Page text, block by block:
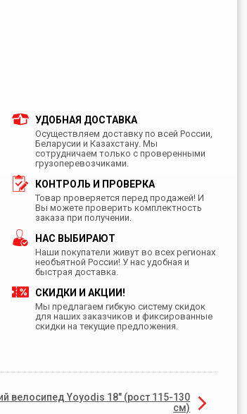
УДОБНАЯ ДОСТАВКА
Осуществляем доставку по всей России,
Беларусии и Казахстану. Мы
сотрудничаем только с проверенными
грузоперевозчиками.
КОНТРОЛЬ И ПРОВЕРКА
Товар проверяется перед продажей! И
Вы можете проверить комплектность
заказа при получении.
НАС ВЫБИРАЮТ
Наши покупатели живут во всех регионах
необъятной России! У нас удобная и
быстрая доставка.
СКИДКИ И АКЦИИ!
Мы предлагаем гибкую систему скидок
для наших заказчиков и фиксированные
скидки на текущие предложения.
велосипед Yoyodis 18" (рост 115-130
см)